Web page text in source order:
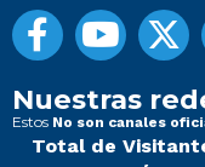
Nuestras
Estos No son canales
Total de